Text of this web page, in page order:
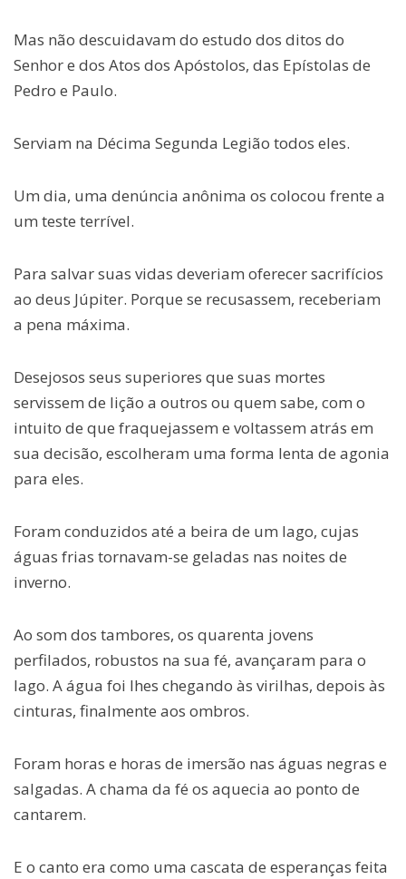
Mas não descuidavam do estudo dos ditos do
Senhor e dos Atos dos Apóstolos, das Epístolas de
Pedro e Paulo.
Serviam na Décima Segunda Legião todos eles.
Um dia, uma denúncia anônima os colocou frente a
um teste terrível.
Para salvar suas vidas deveriam oferecer sacrifícios
ao deus Júpiter. Porque se recusassem, receberiam
a pena máxima.
Desejosos seus superiores que suas mortes
servissem de lição a outros ou quem sabe, com o
intuito de que fraquejassem e voltassem atrás em
sua decisão, escolheram uma forma lenta de agonia
para eles.
Foram conduzidos até a beira de um lago, cujas
águas frias tornavam-se geladas nas noites de
inverno.
Ao som dos tambores, os quarenta jovens
perfilados, robustos na sua fé, avançaram para o
lago. A água foi lhes chegando às virilhas, depois às
cinturas, finalmente aos ombros.
Foram horas e horas de imersão nas águas negras e
salgadas. A chama da fé os aquecia ao ponto de
cantarem.
E o canto era como uma cascata de esperanças feita